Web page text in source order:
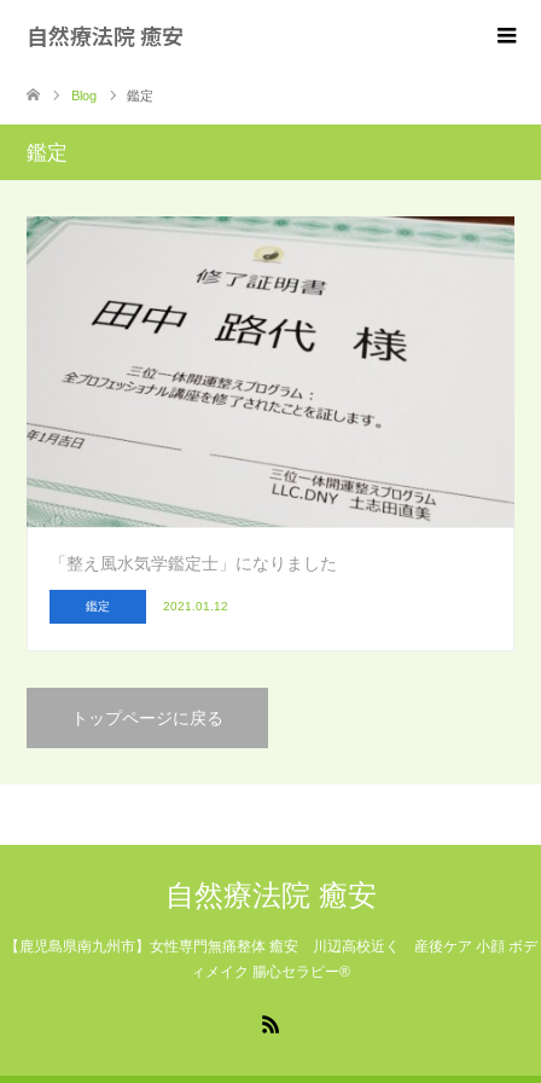
自然療法院 癒安
Blog 鑑定
鑑定
「整え風水気学鑑定士」になりました
鑑定 2021.01.12
トップページに戻る
自然療法院 癒安
【鹿児島県南九州市】女性専門無痛整体 癒安 川辺高校近く 産後ケア 小顔 ボデ
ィメイク 腸心セラピー®